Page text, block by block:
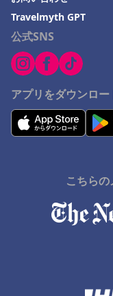
公式SNS
アプリをダウンロー
Travelmyth GPT
こちら